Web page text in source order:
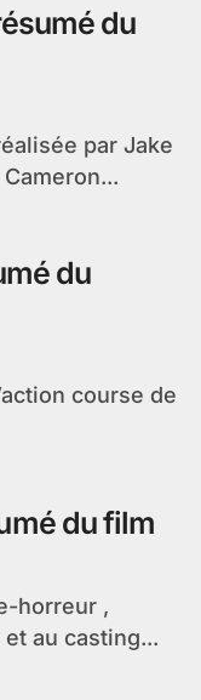
du
du
du film
au casting...